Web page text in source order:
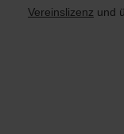
Vereinslizenz und